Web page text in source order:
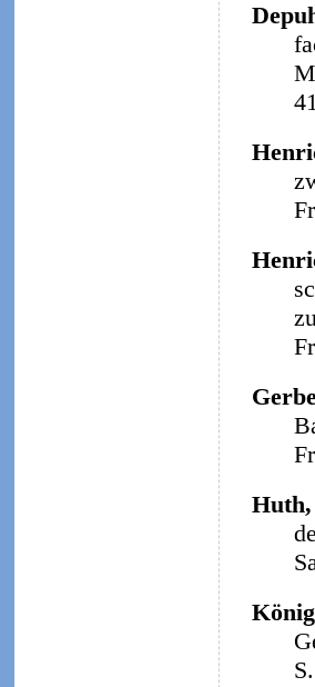
Huth,